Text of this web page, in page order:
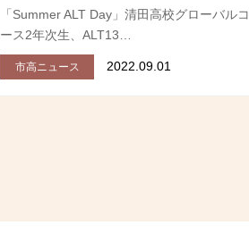
「Summer ALT Day」清田高校グローバルコ
ース2年次生、ALT13…
市高ニュース 2022.09.01